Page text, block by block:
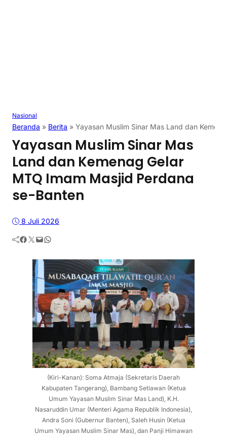
Nasional
Beranda » Berita » Yayasan Muslim Sinar Mas Land dan
Yayasan Muslim Sinar Mas
Land dan Kemenag Gelar
MTQ Imam Masjid Perdana
se-Banten
8 Juli 2026
Facebook Twitter Mail WhatsApp
(Kiri-Kanan): Soma Atmaja (Sekretaris Daerah
Kabupaten Tangerang), Bambang Setiawan (Ketua
Umum Yayasan Muslim Sinar Mas Land), K.H.
Nasaruddin Umar (Menteri Agama Republik Indonesia),
Andra Soni (Gubernur Banten), Saleh Husin (Ketua
Umum Yayasan Muslim Sinar Mas), dan Panji Himawan